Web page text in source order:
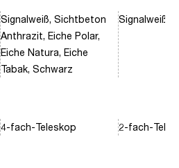
Signalweiß, Sichtbeton
Anthrazit, Eiche Polar,
Eiche Natura, Eiche
Tabak, Schwarz
4-fach-Teleskop
Signalweiß,
2-fach-